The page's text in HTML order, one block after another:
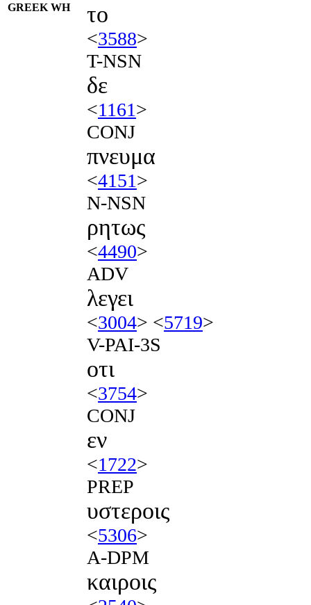
GREEK WH το
<3588>
T-NSN
δε
<1161>
CONJ
πνευμα
<4151>
N-NSN
ρητως
<4490>
ADV
λεγει
<3004> <5719>
V-PAI-3S
οτι
<3754>
CONJ
εν
<1722>
PREP
υστεροις
<5306>
A-DPM
καιροις